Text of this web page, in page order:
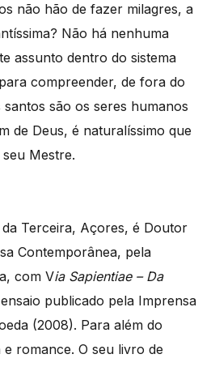
não hão de fazer milagres, a
Não há nenhuma
assunto dentro do sistema
compreender, de fora do
são os seres humanos
de Deus, é naturalíssimo que
Mestre.
Terceira, Açores, é Doutor
Contemporânea, pela
com Via Sapientiae – Da
publicado pela Imprensa
(2008). Para além do
romance. O seu livro de